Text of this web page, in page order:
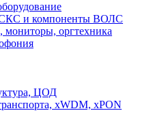
СКС и компоненты ВОЛС
оргтехника
ЦОД
xWDM, xPON